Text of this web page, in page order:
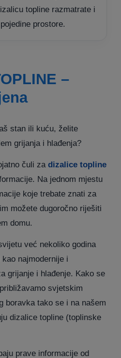
topline razmatrate i
prostore.
–
stan ili kuću, želite
grijanja i hlađenja?
čuli za dizalice topline
Na jednom mjestu
koje trebate znati za
možete dugoročno riješiti
domu.
već nekoliko godina
najmodernije i
grijanje i hlađenje. Kako se
svjetskim
boravka tako se i na našem
dizalice topline (toplinske
prave informacije od